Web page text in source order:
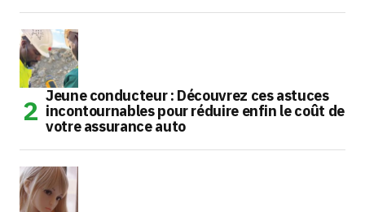
Jeune conducteur : Découvrez ces astuces
incontournables pour réduire enfin le coût de
votre assurance auto